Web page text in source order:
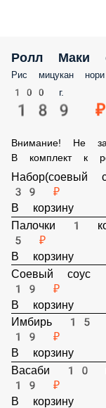
Ролл Маки
Рис мицукан
100 г.
189 ₽
Внимание! Не
В комплект к
Набор(соевый
39 ₽
В корзину
Палочки 1
5 ₽
В корзину
Соевый
19 ₽
В корзину
Имбирь 15
19 ₽
В корзину